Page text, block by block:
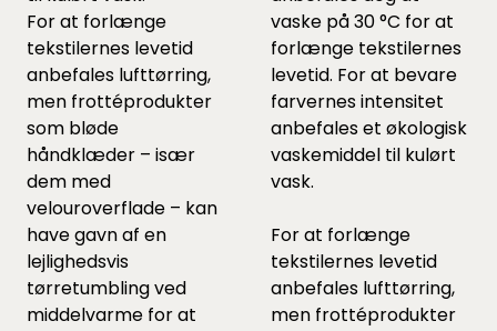
For at forlænge
tekstilernes levetid
anbefales lufttørring,
men frottéprodukter
som bløde
håndklæder – især
dem med
velouroverflade – kan
have gavn af en
lejlighedsvis
tørretumbling ved
middelvarme for at
vaske på 30 °C for at
forlænge tekstilernes
levetid. For at bevare
farvernes intensitet
anbefales et økologisk
vaskemiddel til kulørt
vask.
For at forlænge
tekstilernes levetid
anbefales lufttørring,
men frottéprodukter